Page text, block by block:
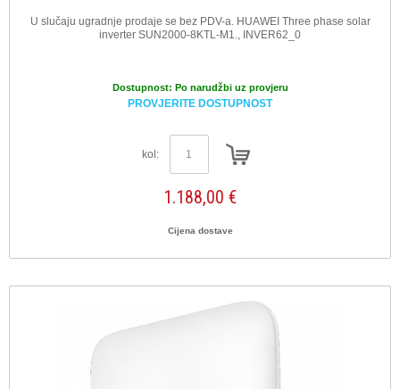
U slučaju ugradnje prodaje se bez PDV-a. HUAWEI Three phase solar
inverter SUN2000-8KTL-M1., INVER62_0
Dostupnost: Po narudžbi uz provjeru
PROVJERITE DOSTUPNOST
kol:
1.188,00 €
Cijena dostave